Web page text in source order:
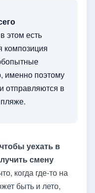
этом есть
композиция
именно поэтому
отправляются в
уехать в
смену
когда где-то на
быть и лето,